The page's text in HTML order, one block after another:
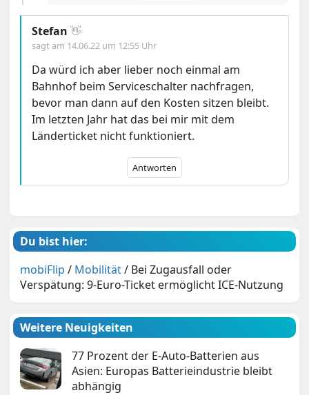
Stefan 👋
sagt am 14.06.22 um 12:55 Uhr
Da würd ich aber lieber noch einmal am
Bahnhof beim Serviceschalter nachfragen,
bevor man dann auf den Kosten sitzen bleibt.
Im letzten Jahr hat das bei mir mit dem
Länderticket nicht funktioniert.
Antworten
Du bist hier:
mobiFlip / Mobilität/ Bei Zugausfall oder
Verspätung: 9-Euro-Ticket ermöglicht ICE-Nutzung
Weitere Neuigkeiten
77 Prozent der E-Auto-Batterien aus
Asien: Europas Batterieindustrie bleibt
abhängig